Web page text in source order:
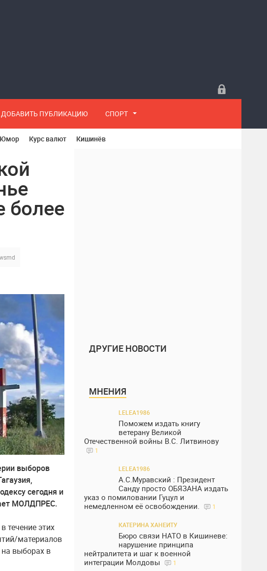
ДОБАВИТЬ ПУБЛИКАЦИЮ СПОРТ
Юмор Курс валют Кишинёв
более
выборов
сегодня и
МОЛДПРЕС.
течение этих
материалов
на выборах в
ДРУГИЕ НОВОСТИ
МНЕНИЯ
LELEA1986
Поможем издать книгу
ветерану Великой
Отечественной войны В.С. Литвинову
1
LELEA1986
А.С.Муравский : Президент
Санду просто ОБЯЗАНА издать
указ о помиловании Гуцул и
немедленном её освобождении.
1
КАТЕРИНА ХАНЕИТУ
Бюро связи НАТО в Кишиневе:
нарушение принципа
нейтралитета и шаг к военной
интеграции Молдовы
1